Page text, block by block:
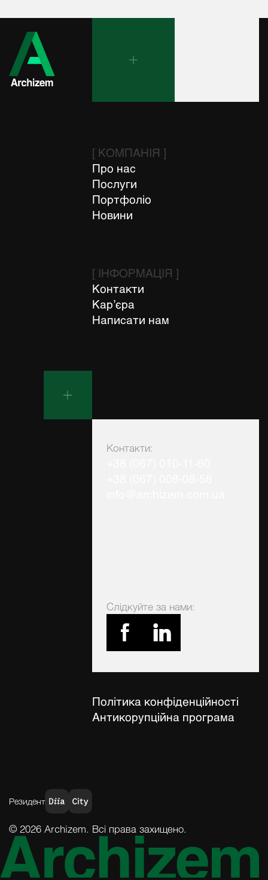
[ КОМПАНІЯ ]
Про нас
Послуги
Портфоліо
Новини
[ ІНФОРМАЦІЯ ]
Контакти
Кар’єра
Написати нам
Контакти:
Слідкуйте за нами:
Політика конфіденційності
Антикорупційна програма
Резидент
© 2026 Archizem. Всі права захищено.